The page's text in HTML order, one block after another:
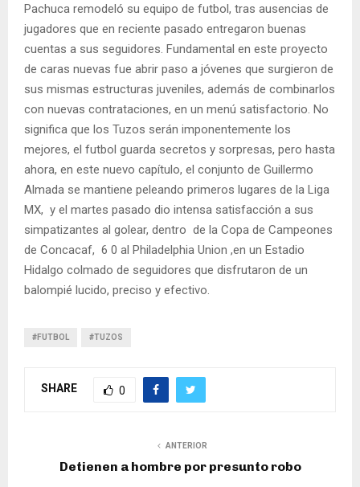
Pachuca remodeló su equipo de futbol, tras ausencias de
jugadores que en reciente pasado entregaron buenas
cuentas a sus seguidores. Fundamental en este proyecto
de caras nuevas fue abrir paso a jóvenes que surgieron de
sus mismas estructuras juveniles, además de combinarlos
con nuevas contrataciones, en un menú satisfactorio. No
significa que los Tuzos serán imponentemente los
mejores, el futbol guarda secretos y sorpresas, pero hasta
ahora, en este nuevo capítulo, el conjunto de Guillermo
Almada se mantiene peleando primeros lugares de la Liga
MX, y el martes pasado dio intensa satisfacción a sus
simpatizantes al golear, dentro de la Copa de Campeones
de Concacaf, 6 0 al Philadelphia Union ,en un Estadio
Hidalgo colmado de seguidores que disfrutaron de un
balompié lucido, preciso y efectivo.
#FUTBOL #TUZOS
SHARE 0
ANTERIOR
Detienen a hombre por presunto robo